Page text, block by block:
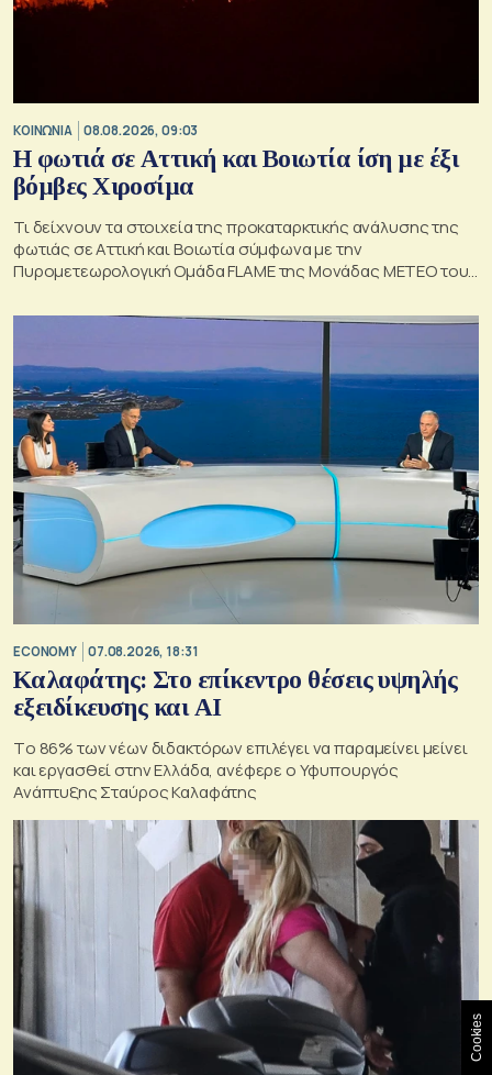
ΚΟΙΝΩΝΙΑ 08.08.2026, 09:03
Η φωτιά σε Αττική και Βοιωτία ίση με έξι
βόμβες Χιροσίμα
Τι δείχνουν τα στοιχεία της προκαταρκτικής ανάλυσης της
φωτιάς σε Αττική και Βοιωτία σύμφωνα με την
Πυρομετεωρολογική Ομάδα FLAME της Μονάδας ΜΕΤΕΟ του
ECONOMY 07.08.2026, 18:31
Καλαφάτης: Στο επίκεντρο θέσεις υψηλής
εξειδίκευσης και AI
Tο 86% των νέων διδακτόρων επιλέγει να παραμείνει μείνει
και εργασθεί στην Ελλάδα, ανέφερε ο Υφυπουργός
Ανάπτυξης Σταύρος Καλαφάτης
Cookies